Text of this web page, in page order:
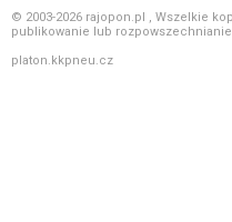
© 2003-2026 rajopon.pl , Wszelkie
publikowanie lub
platon.kkpneu.cz